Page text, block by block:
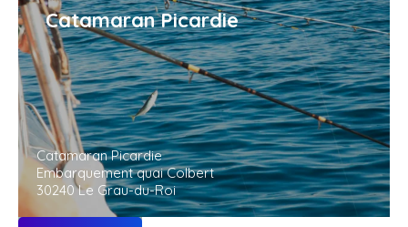
Catamaran Picardie
Catamaran Picardie
Embarquement quai Colbert
30240 Le Grau-du-Roi